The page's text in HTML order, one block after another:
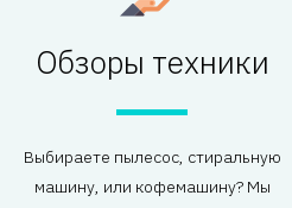
Обзоры техники
Выбираете пылесос, стиральную
машину, или кофемашину? Мы